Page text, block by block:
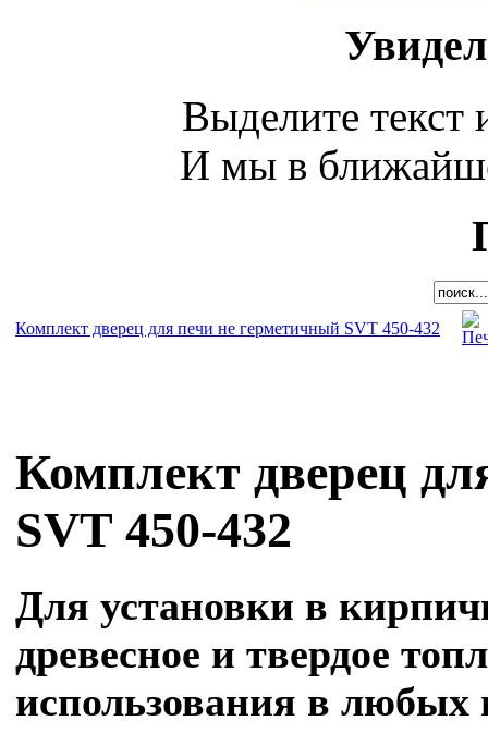
Выделите
И мы в
Комплект дверец для печи не герметичный SVT 450-432
Комплект дверец
SVT 450-432
Для установки в
древесное и твердое
использования в любых